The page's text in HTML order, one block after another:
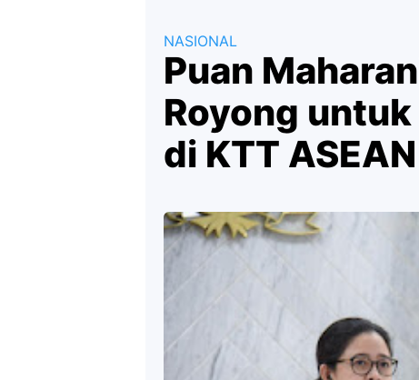
NASIONAL
Puan
Royong
di KTT ASEAN